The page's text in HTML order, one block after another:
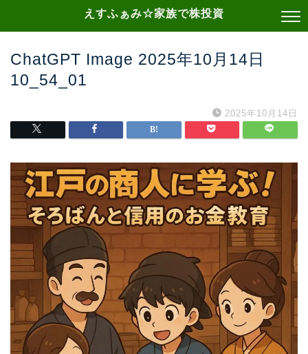
えすふぁみ☆家族で株投資
ChatGPT Image 2025年10月14日
10_54_01
2025年10月14日